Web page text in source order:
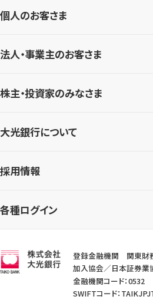
個人のお客さま
法人・事業主のお客さま
株主・投資家のみなさま
大光銀行について
採用情報
各種ログイン
登録金融機関 関東財
加入協会／日本証券業
金融機関コード：0532
SWIFTコード：